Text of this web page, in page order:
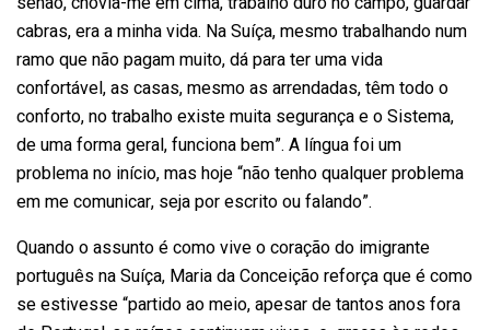
cabras, era a minha vida. Na Suíça, mesmo trabalhando num
ramo que não pagam muito, dá para ter uma vida
confortável, as casas, mesmo as arrendadas, têm todo o
conforto, no trabalho existe muita segurança e o Sistema,
de uma forma geral, funciona bem”. A língua foi um
problema no início, mas hoje “não tenho qualquer problema
em me comunicar, seja por escrito ou falando”.
Quando o assunto é como vive o coração do imigrante
português na Suíça, Maria da Conceição reforça que é como
se estivesse “partido ao meio, apesar de tantos anos fora